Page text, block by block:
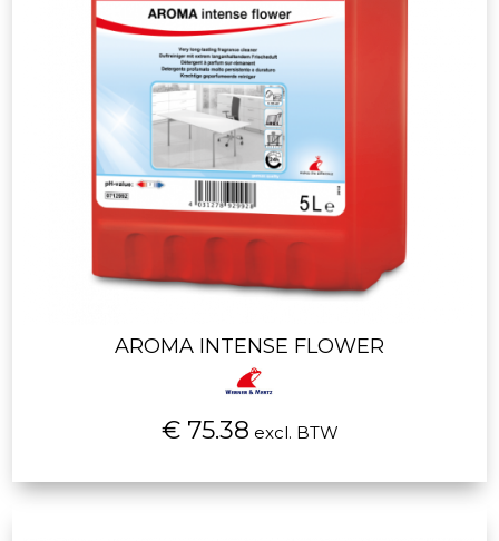
AROMA INTENSE FLOWER
€ 75.38 excl. BTW